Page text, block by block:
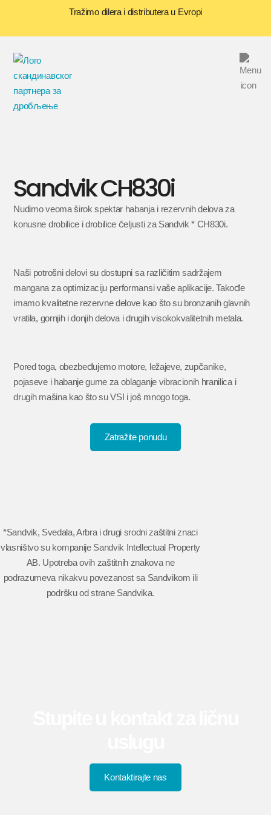
Tražimo dilera i distributera u Evropi
Sandvik CH830i
Nudimo veoma širok spektar habanja i rezervnih delova za
konusne drobilice i drobilice čeljusti za Sandvik * CH830i.
Naši potrošni delovi su dostupni sa različitim sadržajem
mangana za optimizaciju performansi vaše aplikacije. Takođe
imamo kvalitetne rezervne delove kao što su bronzanih glavnih
vratila, gornjih i donjih delova i drugih visokokvalitetnih metala.
Pored toga, obezbeđujemo motore, ležajeve, zupčanike,
pojaseve i habanje gume za oblaganje vibracionih hranilica i
drugih mašina kao što su VSI i još mnogo toga.
Zatražite ponudu
*Sandvik, Svedala, Arbra i drugi srodni zaštitni znaci
vlasništvo su kompanije Sandvik Intellectual Property
AB. Upotreba ovih zaštitnih znakova ne
podrazumeva nikakvu povezanost sa Sandvikom ili
podršku od strane Sandvika.
Kontaktirajte nas